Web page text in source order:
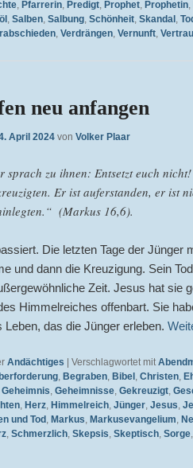
, Pfarrerin, Predigt, Prophet, Prophetin,
, Salben, Salbung, Schönheit, Skandal ,
, Verdrängen, Vernunft,
neu anfangen
April 2024 von Volker Plaar
sprach zu ihnen: Entsetzt euch
Er ist auferstanden, er ist
(Markus 16,6).
Die letzten Tage der Jünger
und dann die Kreuzigung. Sein
Zeit. Jesus hat sie
Himmelreiches offenbart. Sie
Leben, das die Jünger erleben.
Andächtiges Verschlagwortet mit
, Begraben, Bibel , Christen,
Geheimnis, Geheimnisse, Gekreuzigt,
, Herz, Himmelreich, Jünger, Jesus,
und Tod , Markus, Markusevangelium,
, Schmerzlich, Skepsis, Skeptisch, Sorge,